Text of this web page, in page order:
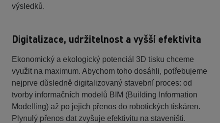
výsledků.
Digitalizace, udržitelnost a vyšší efektivita
Ekonomický a ekologický potenciál 3D tisku chceme
využit na maximum. Abychom toho dosáhli, potřebujeme
nejprve důsledně digitalizovaný stavební proces: od
tvorby informačních modelů BIM (Building Information
Modelling) až po jejich přenos do robotických tiskáren.
Plynulý přenos dat zvyšuje efektivitu na staveništi.